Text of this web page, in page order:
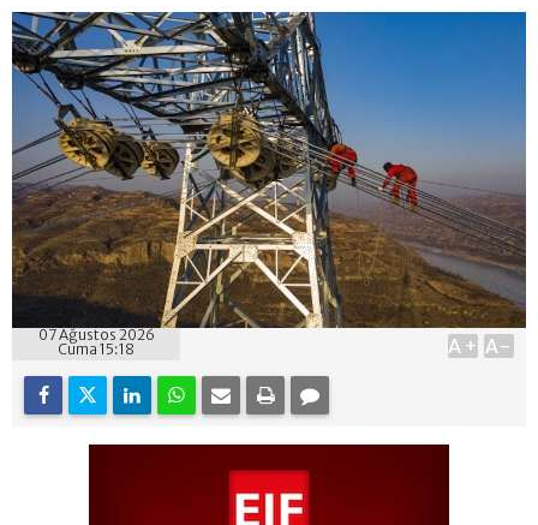
07 Ağustos 2026
Cuma 15:18
A+ A-